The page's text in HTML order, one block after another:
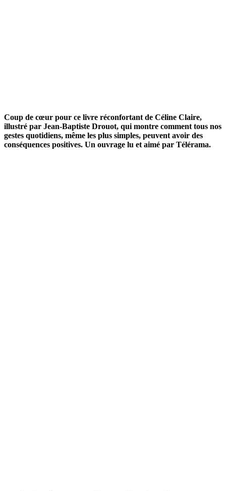
Coup de cœur pour ce livre réconfortant de Céline Claire,
illustré par Jean-Baptiste Drouot, qui montre comment tous nos
gestes quotidiens, même les plus simples, peuvent avoir des
conséquences positives. Un ouvrage lu et aimé par Télérama.